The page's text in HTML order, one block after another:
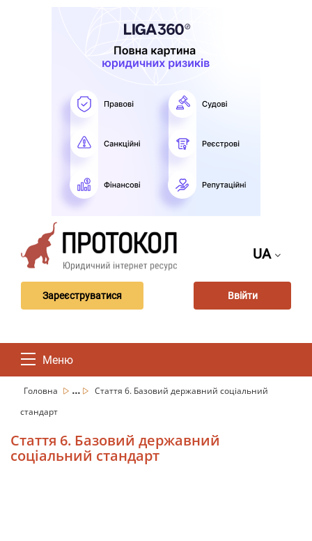
UA
Зареєструватися Ввійти
Меню
Головна ...
Стаття 6. Базовий державний соціальний
стандарт
Стаття 6. Базовий державний
соціальний стандарт